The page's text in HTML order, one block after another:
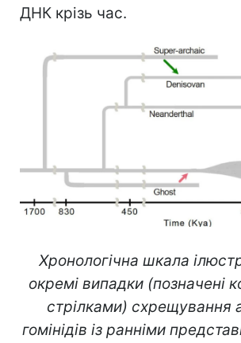
ДНК крізь час.
Хронологічна шкала
окремі випадки (позначені
стрілками) схрещування
гомінідів із ранніми